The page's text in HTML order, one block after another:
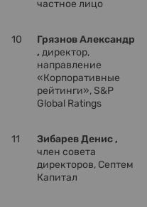
частное лицо
10
Грязнов Александр
, директор,
направление
«Корпоративные
рейтинги», S&P
Global Ratings
11
Зибарев Денис ,
член совета
директоров, Септем
Капитал